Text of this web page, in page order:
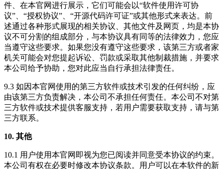
件、在本官网进行展示，它们可能会以“软件使用许可协
议”、“授权协议”、“开源代码许可证”或其他形式来表达。前
述通过各种形式展现的相关协议、其他文件及网页，均是本协
议不可分割的组成部分，与本协议具有同等的法律效力，您应
当遵守这些要求。如果您没有遵守这些要求，该第三方或者家
机关可能会对您提起诉讼、罚款或采取其他制裁措施，并要求
本公司给予协助，您对此应当自行承担法律责任。
9.3 如因本官网使用的第三方软件或技术引发的任何纠纷，应
由该第三方负责解决，本公司不承担任何责任。本公司不对第
三方软件或技术提供客服支持，若用户需要获取支持，请与第
三方联系。
10. 其他
10.1 用户使用本官网即视为您已阅读并同意受本协议的约束。
本公司有权在必要时修改本协议条款。用户可以在本软件的新